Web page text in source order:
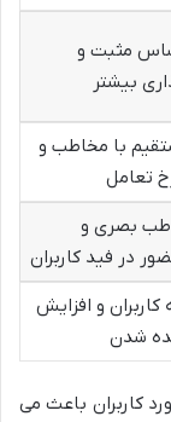
مثبت و
بیشتر
با مخاطب و
تعامل
بصری و
در فید کاربران
و افزایش
شدن
کاربران باعث می